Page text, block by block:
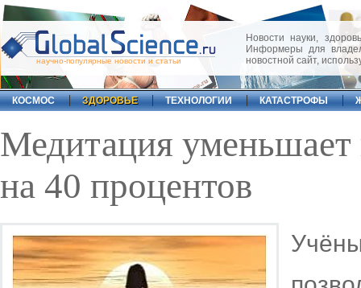
научно-популярные новости и статьи
Новости науки,
Информеры для
новостной сайт,
КОСМОС ЗДОРОВЬЕ ТЕХНОЛОГИИ КАТАСТРОФЫ
Медитация уменьшает
на 40 процентов